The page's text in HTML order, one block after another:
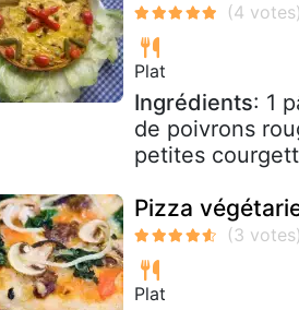
Plat
Ingrédients: 1
de poivrons
petites
Pizza
Plat